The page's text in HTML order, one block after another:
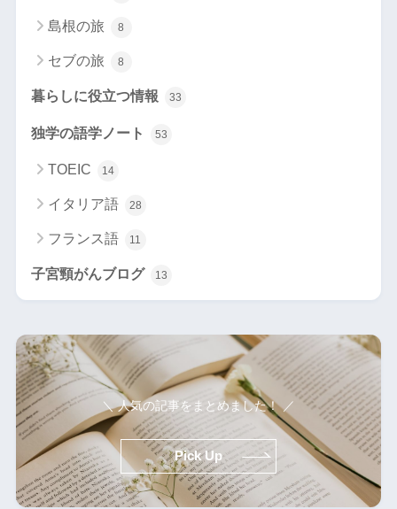
島根の旅 8
セブの旅 8
暮らしに役立つ情報 33
独学の語学ノート 53
TOEIC 14
イタリア語 28
フランス語 11
子宮頸がんブログ 13
＼ 人気の記事をまとめました！ ／
Pick Up